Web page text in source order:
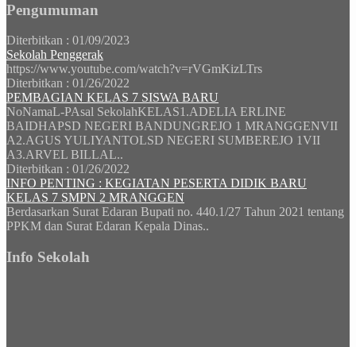
Pengumuman
Diterbitkan : 01/09/2023
Sekolah Penggerak
https://www.youtube.com/watch?v=rVGmKizLTrs
Diterbitkan : 01/26/2022
PEMBAGIAN KELAS 7 SISWA BARU
NoNamaL-PAsal SekolahKELAS1.ADELIA ERLINE
BAIDHAPSD NEGERI BANDUNGREJO 1 MRANGGENVII
A2.AGUS YULIYANTOLSD NEGERI SUMBEREJO 1VII
A3.ARVEL BILLAL..
Diterbitkan : 01/26/2022
INFO PENTING : KEGIATAN PESERTA DIDIK BARU
KELAS 7 SMPN 2 MRANGGEN
Berdasarkan Surat Edaran Bupati no. 440.1/27 Tahun 2021 tentang
PPKM dan Surat Edaran Kepala Dinas..
Info Sekolah